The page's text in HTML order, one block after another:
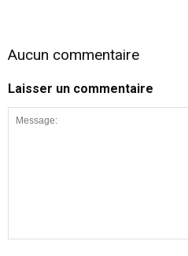
Aucun commentaire
Laisser un commentaire